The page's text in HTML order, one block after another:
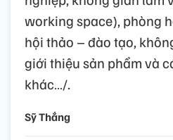
working space), phòng
hội thảo – đào tạo,
giới thiệu sản phẩm và
khác…/.
Sỹ Thắng